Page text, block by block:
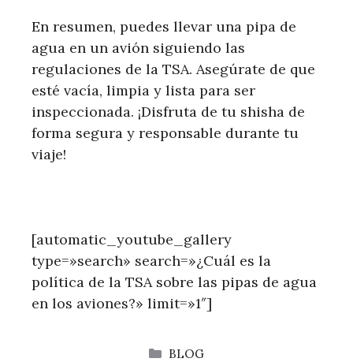
En resumen, puedes llevar una pipa de
agua en un avión siguiendo las
regulaciones de la TSA. Asegúrate de que
esté vacía, limpia y lista para ser
inspeccionada. ¡Disfruta de tu shisha de
forma segura y responsable durante tu
viaje!
[automatic_youtube_gallery
type=»search» search=»¿Cuál es la
política de la TSA sobre las pipas de agua
en los aviones?» limit=»1″]
CATEGORÍAS
BLOG